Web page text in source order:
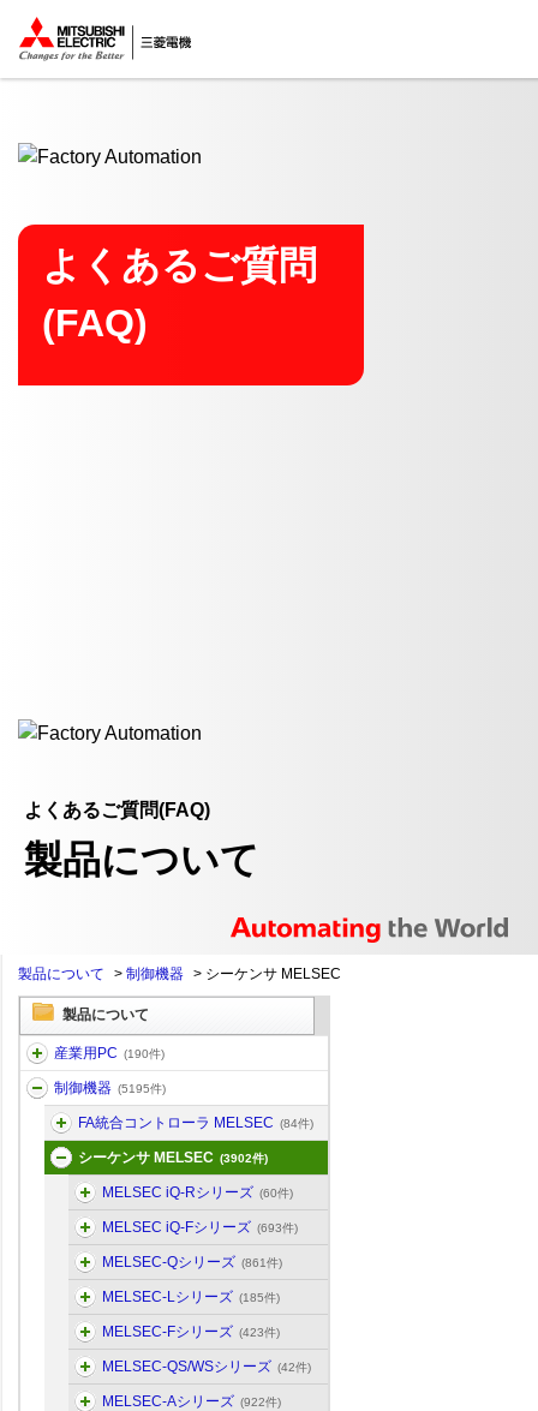
ここから本文
よくあるご質問
(FAQ)
よくあるご質問(FAQ)
製品について
製品について > 制御機器 > シーケンサ MELSEC
製品について
産業用PC (190件)
制御機器 (5195件)
FA統合コントローラ MELSEC (84件)
シーケンサ MELSEC (3902件)
MELSEC iQ-Rシリーズ (60件)
MELSEC iQ-Fシリーズ (693件)
MELSEC-Qシリーズ (861件)
MELSEC-Lシリーズ (185件)
MELSEC-Fシリーズ (423件)
MELSEC-QS/WSシリーズ (42件)
MELSEC-Aシリーズ (922件)